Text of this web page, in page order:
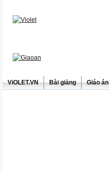
ViOLET.VN Bài giảng Giáo án